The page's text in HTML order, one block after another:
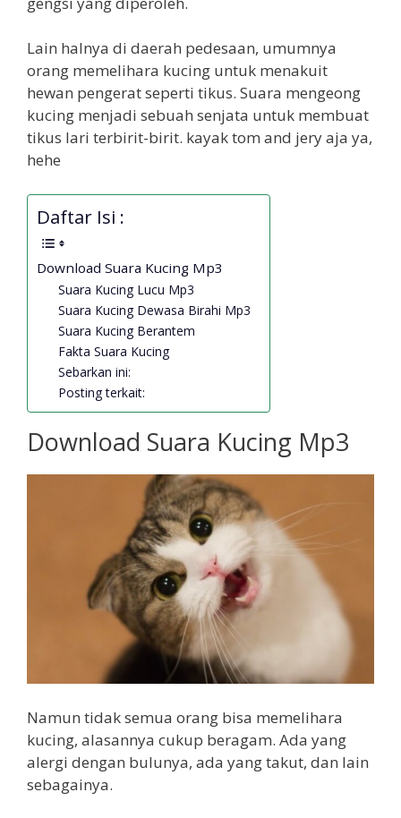
Lain halnya di daerah pedesaan, umumnya
orang memelihara kucing untuk menakuit
hewan pengerat seperti tikus. Suara mengeong
kucing menjadi sebuah senjata untuk membuat
tikus lari terbirit-birit. kayak tom and jery aja ya,
hehe
Daftar Isi :
Download Suara Kucing Mp3
Suara Kucing Lucu Mp3
Suara Kucing Dewasa Birahi Mp3
Suara Kucing Berantem
Fakta Suara Kucing
Sebarkan ini:
Posting terkait:
Download Suara Kucing Mp3
Namun tidak semua orang bisa memelihara
kucing, alasannya cukup beragam. Ada yang
alergi dengan bulunya, ada yang takut, dan lain
sebagainya.